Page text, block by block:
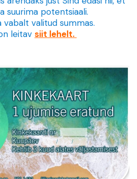
suurima potentsiaali.
vabalt valitud summas.
leitav siit lehelt.